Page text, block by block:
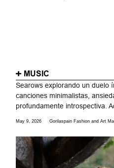
MUSIC
Searows explorando un duelo
canciones minimalistas,
profundamente introspectiva.
May 9, 2026 Gorilaspain Fashion and Art